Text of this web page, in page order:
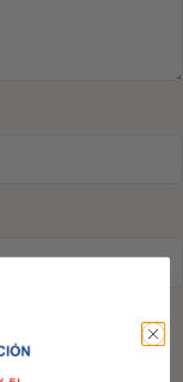
en este navegador